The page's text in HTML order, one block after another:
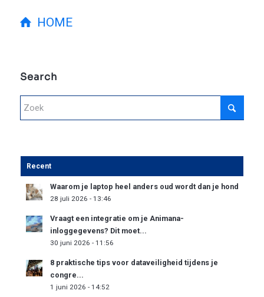
HOME
Search
Recent
Waarom je laptop heel anders oud wordt dan je hond
28 juli 2026 - 13:46
Vraagt een integratie om je Animana-
inloggegevens? Dit moet...
30 juni 2026 - 11:56
8 praktische tips voor dataveiligheid tijdens je
congre...
1 juni 2026 - 14:52